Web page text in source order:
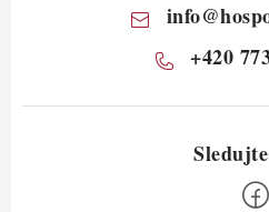
info@
+420